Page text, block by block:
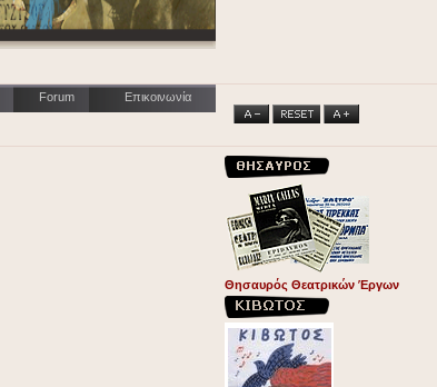
Forum Επικοινωνία
Θησαυρός Θεατρικών Έργων